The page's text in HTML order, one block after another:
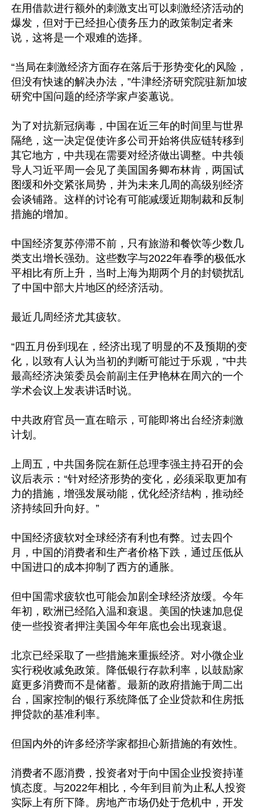
在用借款进行额外的刺激支出可以刺激经济活动的
爆发，但对于已经担心债务压力的政策制定者来
说，这将是一个艰难的选择。
“当局在刺激经济方面存在落后于形势变化的风险，
但没有快速的解决办法，”牛津经济研究院驻新加坡
研究中国问题的经济学家卢姿蕙说。
为了对抗新冠病毒，中国在近三年的时间里与世界
隔绝，这一决定促使许多公司开始将供应链转移到
其它地方，中共现在需要对经济做出调整。中共领
导人习近平周一会见了美国国务卿布林肯，两国试
图缓和外交紧张局势，并为未来几周的高级别经济
会谈铺路。这样的讨论有可能减缓近期制裁和反制
措施的增加。
中国经济复苏停滞不前，只有旅游和餐饮等少数几
类支出增长强劲。这些数字与2022年春季的极低水
平相比有所上升，当时上海为期两个月的封锁扰乱
了中国中部大片地区的经济活动。
最近几周经济尤其疲软。
“四五月份到现在，经济出现了明显的不及预期的变
化，以致有人认为当初的判断可能过于乐观，”中共
最高经济决策委员会前副主任尹艳林在周六的一个
学术会议上发表讲话时说。
中共政府官员一直在暗示，可能即将出台经济刺激
计划。
上周五，中共国务院在新任总理李强主持召开的会
议后表示：“针对经济形势的变化，必须采取更加有
力的措施，增强发展动能，优化经济结构，推动经
济持续回升向好。”
中国经济疲软对全球经济有利也有弊。过去四个
月，中国的消费者和生产者价格下跌，通过压低从
中国进口的成本抑制了西方的通胀。
但中国需求疲软也可能会加剧全球经济放缓。今年
年初，欧洲已经陷入温和衰退。美国的快速加息促
使一些投资者押注美国今年年底也会出现衰退。
北京已经采取了一些措施来重振经济。对小微企业
实行税收减免政策。降低银行存款利率，以鼓励家
庭更多消费而不是储蓄。最新的政府措施于周二出
台，国家控制的银行系统降低了企业贷款和住房抵
押贷款的基准利率。
但国内外的许多经济学家都担心新措施的有效性。
消费者不愿消费，投资者对于向中国企业投资持谨
慎态度。与2022年相比，今年到目前为止私人投资
实际上有所下降。房地产市场仍处于危机中，开发